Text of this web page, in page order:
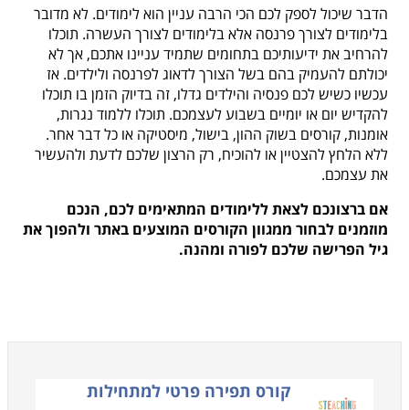
הדבר שיכול לספק לכם הכי הרבה עניין הוא לימודים. לא מדובר
בלימודים לצורך פרנסה אלא בלימודים לצורך העשרה. תוכלו
להרחיב את ידיעותיכם בתחומים שתמיד עניינו אתכם, אך לא
יכולתם להעמיק בהם בשל הצורך לדאוג לפרנסה ולילדים. אז
עכשיו כשיש לכם פנסיה והילדים גדלו, זה בדיוק הזמן בו תוכלו
להקדיש יום או יומיים בשבוע לעצמכם. תוכלו ללמוד נגרות,
אומנות, קורסים בשוק ההון, בישול, מיסטיקה או כל דבר אחר.
ללא הלחץ להצטיין או להוכיח, רק הרצון שלכם לדעת ולהעשיר
את עצמכם.
אם ברצונכם לצאת ללימודים המתאימים לכם, הנכם
מוזמנים לבחור ממגוון הקורסים המוצעים באתר ולהפוך את
גיל הפרישה שלכם לפורה ומהנה.
קורס תפירה פרטי למתחילות